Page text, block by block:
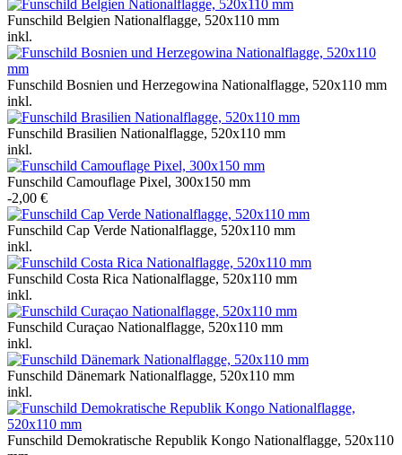
Funschild Belgien Nationalflagge, 520x110 mm
inkl.
Funschild Bosnien und Herzegowina Nationalflagge, 520x110 mm
inkl.
Funschild Brasilien Nationalflagge, 520x110 mm
inkl.
Funschild Camouflage Pixel, 300x150 mm
-2,00 €
Funschild Cap Verde Nationalflagge, 520x110 mm
inkl.
Funschild Costa Rica Nationalflagge, 520x110 mm
inkl.
Funschild Curaçao Nationalflagge, 520x110 mm
inkl.
Funschild Dänemark Nationalflagge, 520x110 mm
inkl.
Funschild Demokratische Republik Kongo Nationalflagge, 520x110